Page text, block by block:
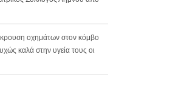
οχημάτων στον κόμβο
καλά στην υγεία τους οι